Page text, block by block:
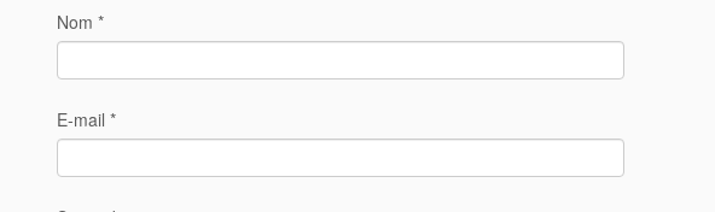
Nom *
E-mail *